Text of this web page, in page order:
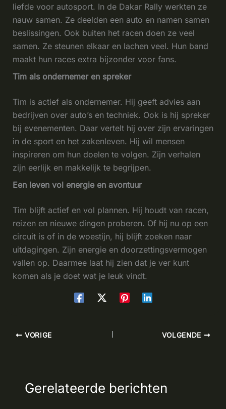
liefde voor autosport. In de Dakar Rally werkten ze
nauw samen. Ze deelden een auto en namen samen
beslissingen. Ook buiten het racen doen ze veel
samen. Ze steunen elkaar en lachen veel. Hun band
maakt hun races extra bijzonder voor fans.
Tim als ondernemer en spreker
Tim is actief als ondernemer. Hij geeft advies aan
bedrijven over auto’s en techniek. Ook is hij spreker
bij evenementen. Daar vertelt hij over zijn ervaringen
in de sport en het zakenleven. Hij wil mensen
inspireren om hun doelen te volgen. Zijn verhalen
zijn eerlijk en makkelijk te begrijpen.
Een leven vol energie en avontuur
Tim blijft actief en vol plannen. Hij houdt van racen,
reizen en nieuwe dingen proberen. Of hij nu op een
circuit is of in de woestijn, hij blijft zoeken naar
uitdagingen. Zijn energie en doorzettingsvermogen
vallen op. Daarmee laat hij zien dat je ver kunt
komen als je doet wat je leuk vindt.
VORIGE VOLGENDE
Gerelateerde berichten